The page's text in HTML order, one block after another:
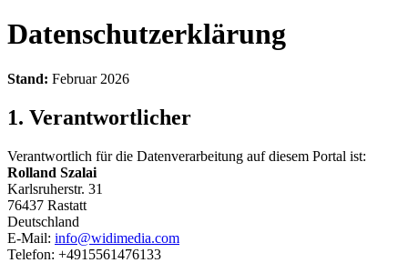
Datenschutzerklärung
Stand: Februar 2026
1. Verantwortlicher
Verantwortlich für die Datenverarbeitung auf diesem Portal ist:
Rolland Szalai
Karlsruherstr. 31
76437 Rastatt
Deutschland
E-Mail: info@widimedia.com
Telefon: +4915561476133